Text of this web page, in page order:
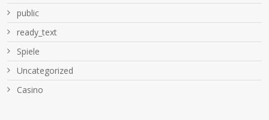
public
ready_text
Spiele
Uncategorized
Сasino